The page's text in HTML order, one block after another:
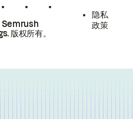
Semrush
版权所有。
隐私
政策